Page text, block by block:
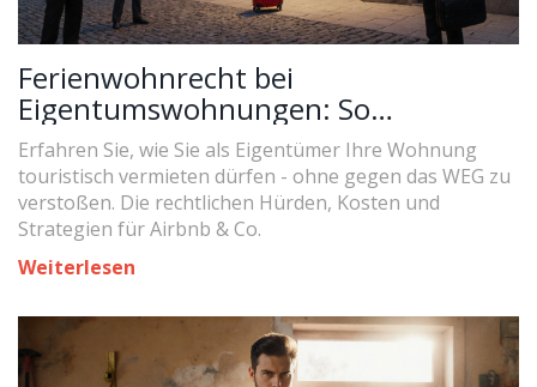
Ferienwohnrecht bei
Eigentumswohnungen: So
durchsetzen Sie touristische Nutzung
rechtssicher
Erfahren Sie, wie Sie als Eigentümer Ihre Wohnung
touristisch vermieten dürfen - ohne gegen das WEG zu
verstoßen. Die rechtlichen Hürden, Kosten und
Strategien für Airbnb & Co.
Weiterlesen